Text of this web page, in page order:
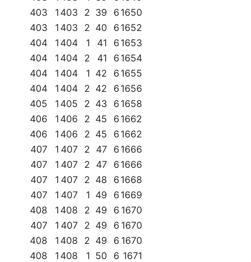
1650
6
39
2
403
1
403
1652
6
40
2
403
1
403
1653
6
41
1
404
1
404
1654
6
41
2
404
1
404
1655
6
42
1
404
1
404
1656
6
42
2
404
1
404
1658
6
43
2
405
1
405
1662
6
45
2
406
1
406
1662
6
45
2
406
1
406
1666
6
47
2
407
1
407
1666
6
47
2
407
1
407
1668
6
48
2
407
1
407
1669
6
49
1
407
1
407
1670
6
49
2
408
1
408
1670
6
49
2
407
1
407
1670
6
49
2
408
1
408
1671
6
50
1
408
1
408